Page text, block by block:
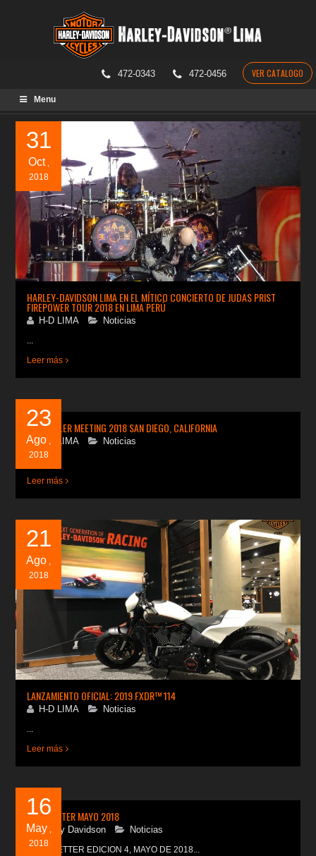
472-0343 472-0456 VER CATALOGO
content
Menu
31
Oct ,
2018
HARLEY-DAVIDSON LIMA EN EL MÍTICO CONCIERTO DE JUDAS PRIST
FIREPOWER TOUR 2018 EN LIMA PERÚ
H-D LIMA Noticias
...
Leer más
23
Ago ,
2018
H-D DEALER MEETING 2018 SAN DIEGO, CALIFORNIA
H-D LIMA Noticias
Leer más
21
Ago ,
2018
LANZAMIENTO OFICIAL: 2019 FXDR™ 114
H-D LIMA Noticias
...
Leer más
16
May ,
2018
NEWSLETTER MAYO 2018
Harley Davidson Noticias
NEWSLETTER EDICION 4, MAYO DE 2018...